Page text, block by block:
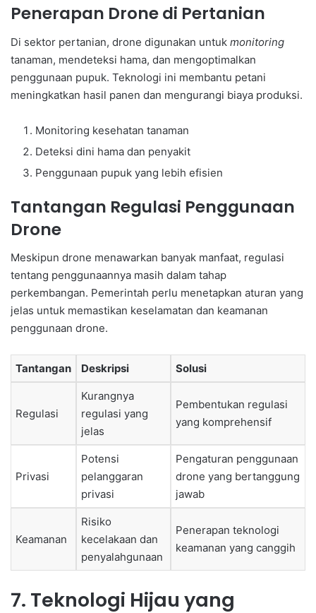
Penerapan Drone di Pertanian
Di sektor pertanian, drone digunakan untuk monitoring
tanaman, mendeteksi hama, dan mengoptimalkan
penggunaan pupuk. Teknologi ini membantu petani
meningkatkan hasil panen dan mengurangi biaya produksi.
Monitoring kesehatan tanaman
Deteksi dini hama dan penyakit
Penggunaan pupuk yang lebih efisien
Tantangan Regulasi Penggunaan
Drone
Meskipun drone menawarkan banyak manfaat, regulasi
tentang penggunaannya masih dalam tahap
perkembangan. Pemerintah perlu menetapkan aturan yang
jelas untuk memastikan keselamatan dan keamanan
penggunaan drone.
Tantangan Deskripsi Solusi
Regulasi
Kurangnya
regulasi yang
jelas
Pembentukan regulasi
yang komprehensif
Privasi
Potensi
pelanggaran
privasi
Pengaturan penggunaan
drone yang bertanggung
jawab
Keamanan
Risiko
kecelakaan dan
penyalahgunaan
Penerapan teknologi
keamanan yang canggih
7. Teknologi Hijau yang